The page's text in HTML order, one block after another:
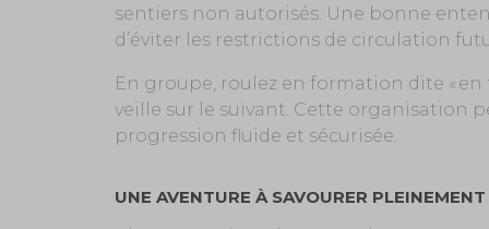
sentiers non autorisés. Une bonne
d’éviter les restrictions de circulation
En groupe, roulez en formation dite «
veille sur le suivant. Cette organisation
progression fluide et sécurisée.
UNE AVENTURE À SAVOURER PLEINEMENT